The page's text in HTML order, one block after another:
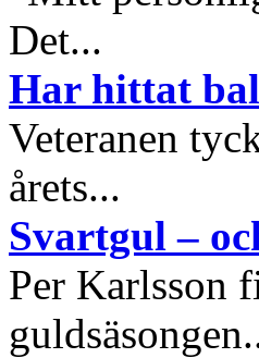
Det...
Har hittat
Veteranen
årets...
Svartgul –
Per Karlsson